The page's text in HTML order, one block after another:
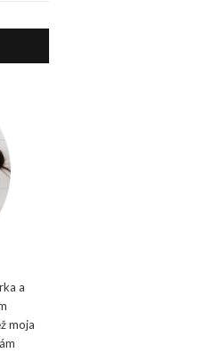
a
moja